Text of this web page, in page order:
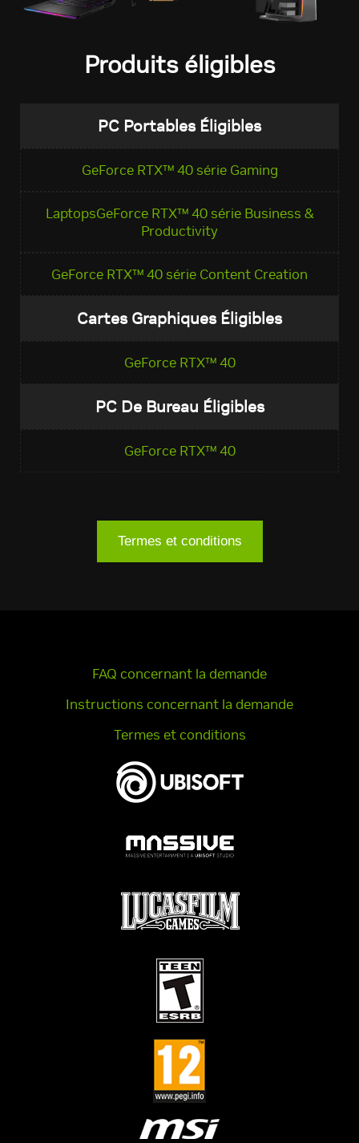
Produits éligibles
PC Portables Éligibles
GeForce RTX™ 40 série Gaming
LaptopsGeForce RTX™ 40 série Business &
Productivity
GeForce RTX™ 40 série Content Creation
Cartes Graphiques Éligibles
GeForce RTX™ 40
PC De Bureau Éligibles
GeForce RTX™ 40
Termes et conditions
FAQ concernant la demande
Instructions concernant la demande
Termes et conditions